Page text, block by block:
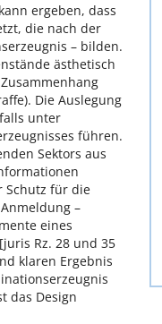
ergeben, dass
die nach der
– bilden.
ästhetisch
Die Auslegung
unter
führen.
Sektors aus
Schutz für die
–
eines
Rz. 28 und 35
klaren Ergebnis
das Design